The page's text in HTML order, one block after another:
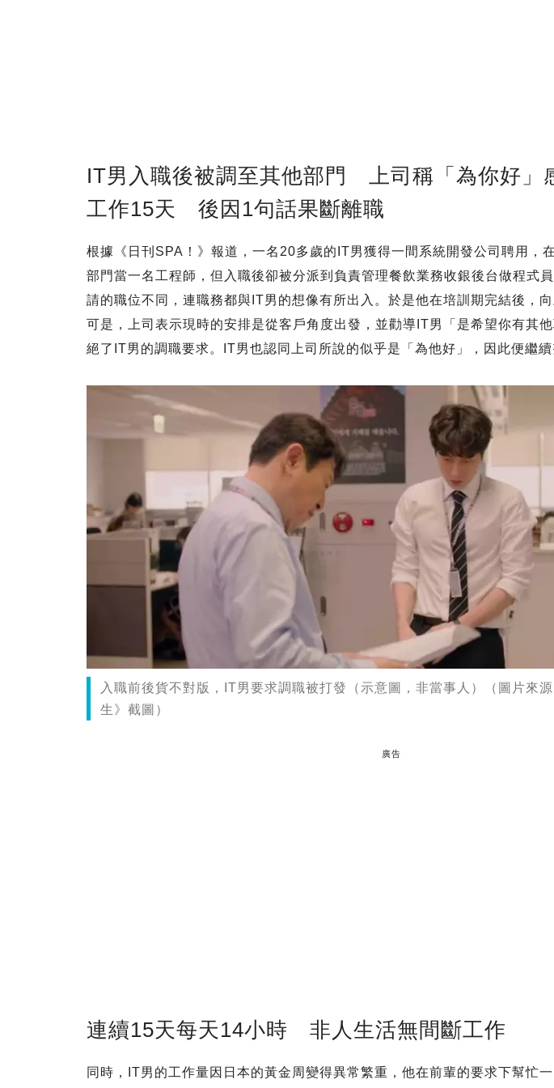
IT男入職後被調至其他部門 上司稱「為你好」
工作15天 後因1句話果斷離職
根據《日刊SPA！》報道，一名20多歲的IT男獲得一間系統開發公司聘用，
部門當一名工程師，但入職後卻被分派到負責管理餐飲業務收銀後台做程式
請的職位不同，連職務都與IT男的想像有所出入。於是他在培訓期完結後，向
可是，上司表示現時的安排是從客戶角度出發，並勸導IT男「是希望你有其
絕了IT男的調職要求。IT男也認同上司所說的似乎是「為他好」，因此便繼續
入職前後貨不對版，IT男要求調職被打發（示意圖，非當事人）（圖片來
生》截圖）
廣告
連續15天每天14小時 非人生活無間斷工作
同時，IT男的工作量因日本的黃金周變得異常繁重，他在前輩的要求下幫忙